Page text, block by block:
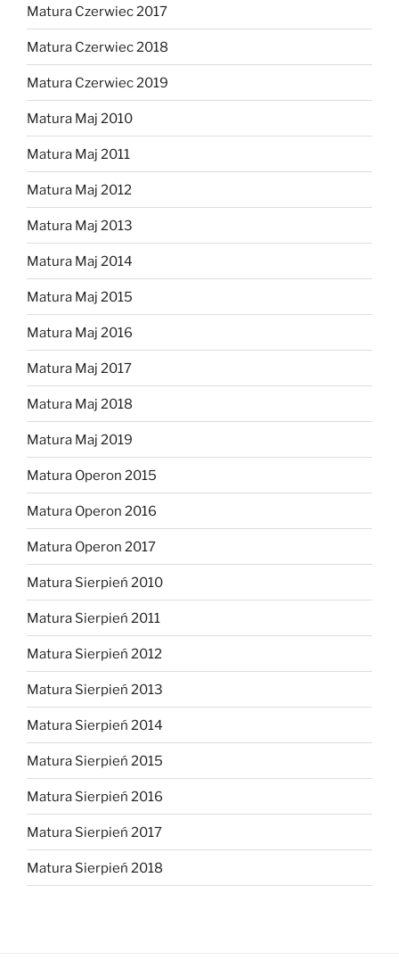
Matura Czerwiec 2017
Matura Czerwiec 2018
Matura Czerwiec 2019
Matura Maj 2010
Matura Maj 2011
Matura Maj 2012
Matura Maj 2013
Matura Maj 2014
Matura Maj 2015
Matura Maj 2016
Matura Maj 2017
Matura Maj 2018
Matura Maj 2019
Matura Operon 2015
Matura Operon 2016
Matura Operon 2017
Matura Sierpień 2010
Matura Sierpień 2011
Matura Sierpień 2012
Matura Sierpień 2013
Matura Sierpień 2014
Matura Sierpień 2015
Matura Sierpień 2016
Matura Sierpień 2017
Matura Sierpień 2018